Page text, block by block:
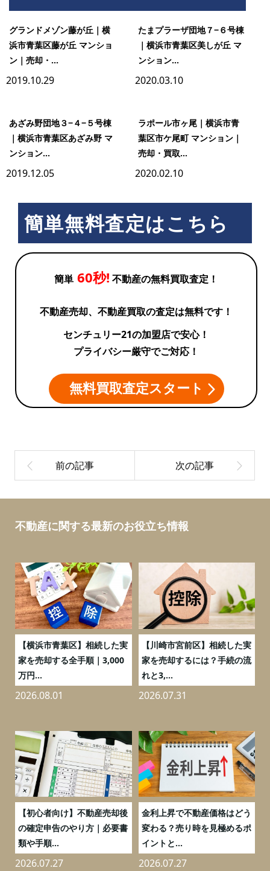
ー
ル
市
ヶ
尾
グランドメゾン藤が丘｜横
浜市青葉区藤が丘 マンショ
ン｜売却・...
2019.10.29
たまプラーザ団地７−６号棟
｜横浜市青葉区美しが丘 マ
ンション...
2020.03.10
あざみ野団地３−４−５号棟
｜横浜市青葉区あざみ野 マ
ンション...
2019.12.05
ラポール市ヶ尾｜横浜市青
葉区市ケ尾町 マンション｜
売却・買取...
2020.02.10
簡単無料査定はこちら
簡単 60秒! 不動産の無料買取査定！
不動産売却、不動産買取の査定は無料です！
センチュリー21の加盟店で安心！
プライバシー厳守でご対応！
無料買取査定スタート
不動産に関する最新のお役立ち情報
【横浜市青葉区】相続した実
家を売却する全手順｜3,000
万円...
2026.08.01
【川崎市宮前区】相続した実
家を売却するには？手続の流
れと3,...
2026.07.31
【初心者向け】不動産売却後
の確定申告のやり方｜必要書
類や手順...
2026.07.27
金利上昇で不動産価格はどう
変わる？売り時を見極めるポ
イントと...
2026.07.27